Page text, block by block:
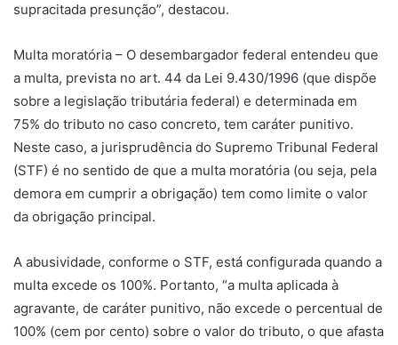
supracitada presunção”, destacou.
Multa moratória – O desembargador federal entendeu que
a multa, prevista no art. 44 da Lei 9.430/1996 (que dispõe
sobre a legislação tributária federal) e determinada em
75% do tributo no caso concreto, tem caráter punitivo.
Neste caso, a jurisprudência do Supremo Tribunal Federal
(STF) é no sentido de que a multa moratória (ou seja, pela
demora em cumprir a obrigação) tem como limite o valor
da obrigação principal.
A abusividade, conforme o STF, está configurada quando a
multa excede os 100%. Portanto, “a multa aplicada à
agravante, de caráter punitivo, não excede o percentual de
100% (cem por cento) sobre o valor do tributo, o que afasta